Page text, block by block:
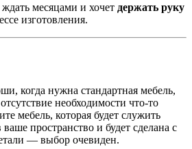
месяцами и хочет держать руку
изготовления.
когда нужна стандартная мебель,
необходимости что-то
мебель, которая будет служить
ваше пространство и будет сделана с
— выбор очевиден.